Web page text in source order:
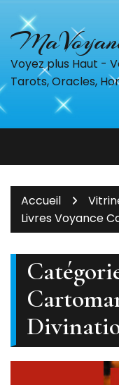
contenu
Voyez plus Haut -
Tarots, Oracles,
Accueil
Livres Voyance